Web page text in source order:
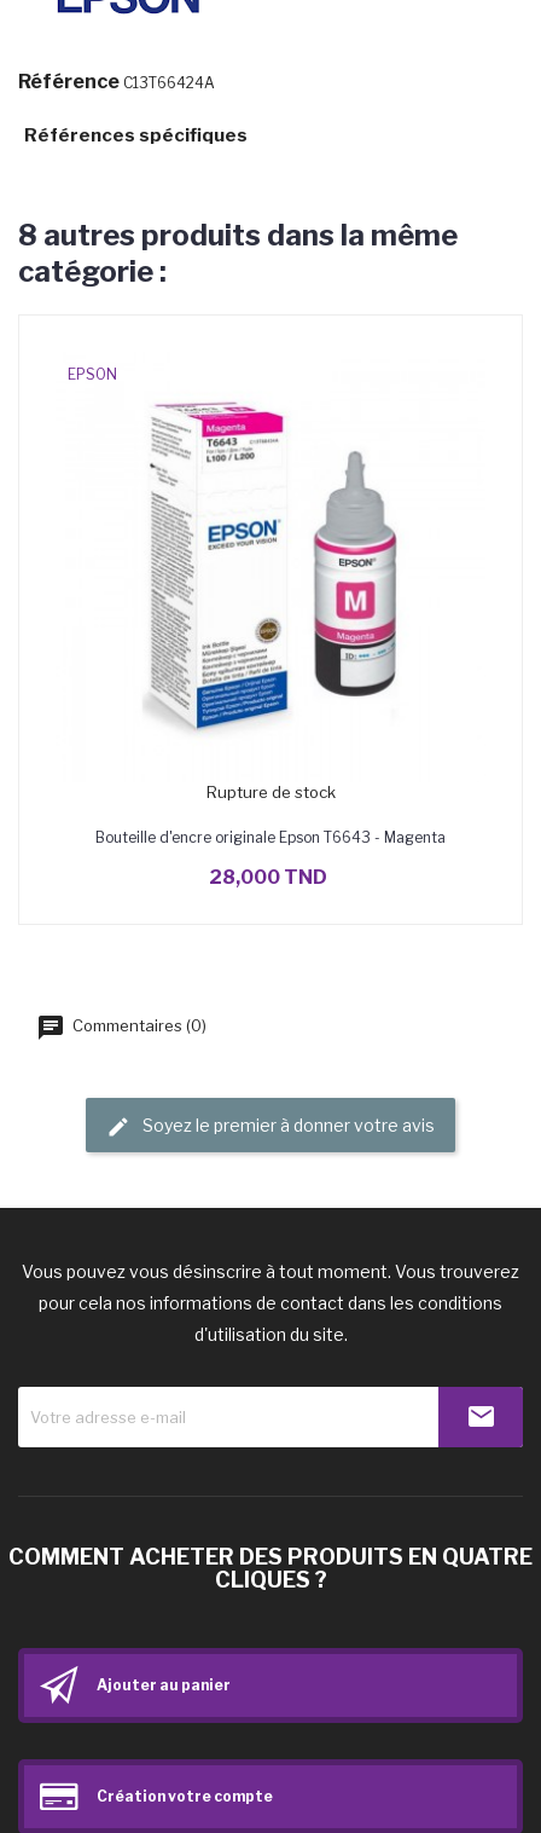
Référence C13T66424A
Références spécifiques
8 autres produits dans la même
catégorie :
Rupture de stock
EPSON
Bouteille d'encre originale Epson T6643 - Magenta
28,000 TND
Commentaires (0)
Soyez le premier à donner votre avis
Vous pouvez vous désinscrire à tout moment. Vous trouverez
pour cela nos informations de contact dans les conditions
d'utilisation du site.
COMMENT ACHETER DES PRODUITS EN QUATRE
CLIQUES ?
Ajouter au panier
Création votre compte